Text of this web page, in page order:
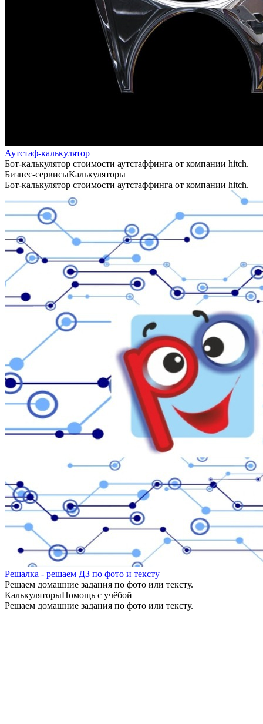
Аутстаф-калькулятор
Бот-калькулятор стоимости аутстаффинга от компании hitch.
Бизнес-сервисыКалькуляторы
Бот-калькулятор стоимости аутстаффинга от компании hitch.
Решалка - решаем ДЗ по фото и тексту
Решаем домашние задания по фото или тексту.
КалькуляторыПомощь с учёбой
Решаем домашние задания по фото или тексту.